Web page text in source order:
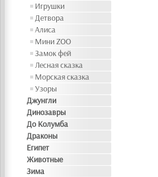
Игрушки
Детвора
Алиса
Мини ZOO
Замок фей
Лесная сказка
Морская сказка
Узоры
Джунгли
Динозавры
До Колумба
Драконы
Египет
Животные
Зима